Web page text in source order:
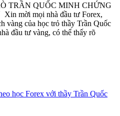
TRẦN QUỐC MINH CHỨNG
mời mọi nhà đầu tư Forex,
vàng của học trỏ thầy Trần Quốc
đầu tư vàng, có thể thấy rõ